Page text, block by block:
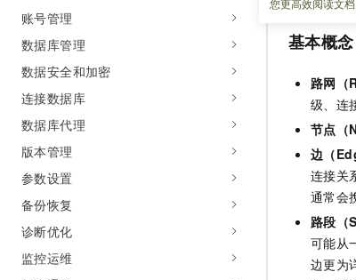
您更高效阅读文档
账号管理
数据库管理
数据安全和加密
连接数据库
数据库代理
版本管理
参数设置
备份恢复
诊断优化
监控运维
基本概念
路网（
级、连
节点（
边（
连接关
通常会
路段（
可能从
边更为
能看、能想、能
Qwen3-VL-
大模型服务
千问AI平台-
千问AI平台-模
存储
网络与CDN
中间件
数据库
大数据计算
媒体服务
云原生大数据
现代化应用
安全
网络
可观测
上云与迁云
企业出海
政企业务
免费试用
解决方案免费试
AI 产品 免费试
1亿+ 大模型
140+云产品 免
产品新客免费试
大模型ACA认
助力企业全员 AI
电子合同
畅捷通
Tableau 订阅
AI空中课堂在
生态解决方案
行业生态解决方
开发者生态解决
AI 大模型销售
短信专区
天池大赛
AI 算法大赛
云开发大赛
入门学习赛